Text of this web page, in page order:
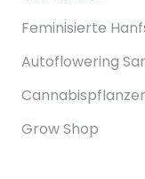
Feminisierte
Autoflowering
Grow Shop